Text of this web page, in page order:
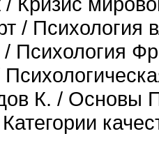
/ Психология
Психология
К. / Основы